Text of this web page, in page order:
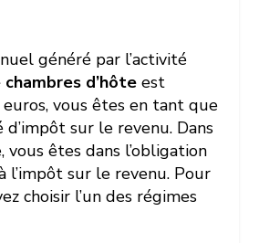
généré par l’activité
d’hôte est
vous êtes en tant que
sur le revenu. Dans
vous êtes dans l’obligation
l’impôt sur le revenu. Pour
choisir l’un des régimes